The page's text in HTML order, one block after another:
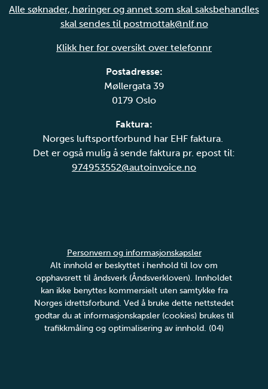
Alle søknader, høringer og annet som skal saksbehandles
skal sendes til postmottak@nlf.no
Klikk her for oversikt over telefonnr
Postadresse:
Møllergata 39
0179 Oslo
Faktura:
Norges luftsportforbund har EHF faktura.
Det er også mulig å sende faktura pr. epost til:
974953552@autoinvoice.no
Personvern og informasjonskapsler
Alt innhold er beskyttet i henhold til lov om
opphavsrett til åndsverk (Åndsverkloven). Innholdet
kan ikke benyttes kommersielt uten samtykke fra
Norges idrettsforbund. Ved å bruke dette nettstedet
godtar du at informasjonskapsler (cookies) brukes til
trafikkmåling og optimalisering av innhold. (04)